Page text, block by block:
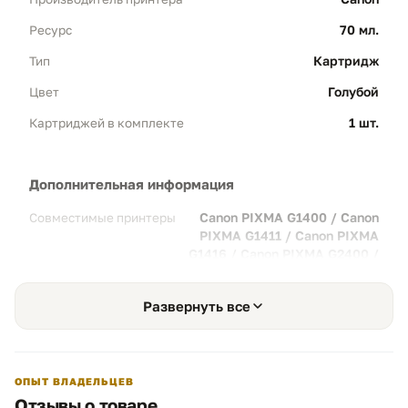
02
Формула Dye-based:
гармонично сочетается с другими
Качество:
Высокая детализация на
фотобумаге и отличная впитываемость на
03 Бережная печать
фильтрация состава предотвращает
Ресурс 70 мл.
Тип Картридж
Цвет Голубой
Картриджей в комплекте 1 шт.
дополнительная информация
Совместимые принтеры
Canon PIXMA G1400 / Canon
PIXMA G1411 / Canon PIXMA
Развернуть все
ОПЫТ ВЛАДЕЛЬЦЕВ